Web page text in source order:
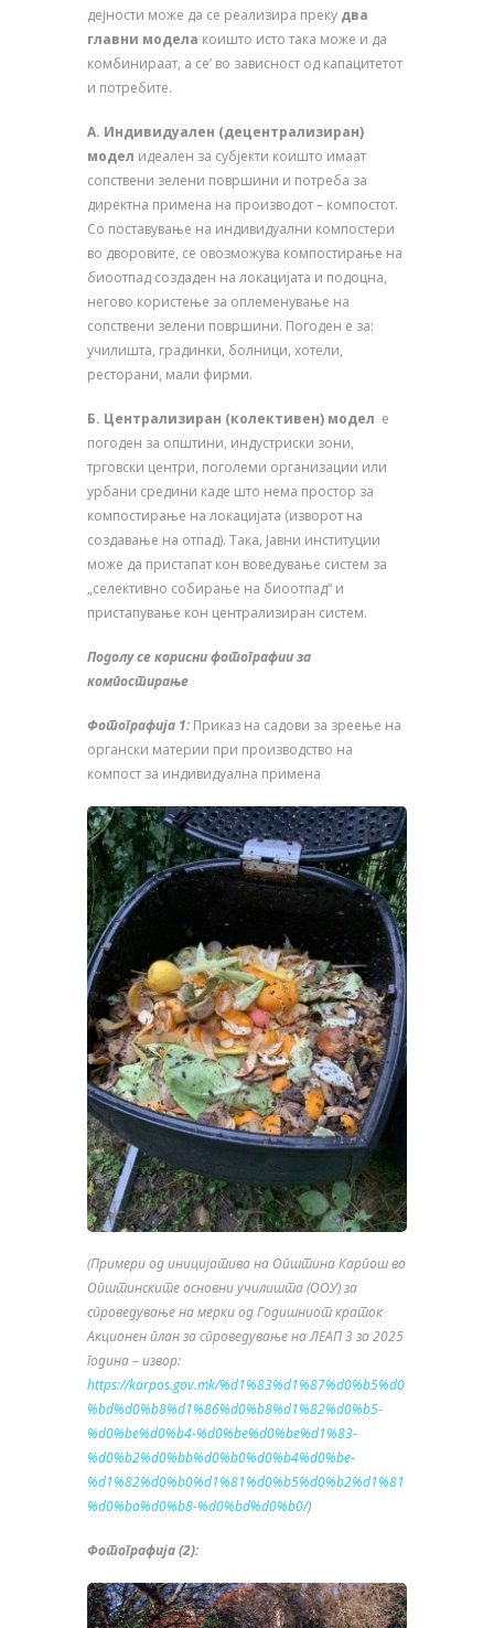
дејности може да се реализира преку два
главни модела коишто исто така може и да
комбинираат, а се’ во зависност од капацитетот
и потребите.
А. Индивидуален (децентрализиран)
модел идеален за субјекти коишто имаат
сопствени зелени површини и потреба за
директна примена на производот – компостот.
Со поставување на индивидуални компостери
во дворовите, се овозможува компостирање на
биоотпад создаден на локацијата и подоцна,
негово користење за оплеменување на
сопствени зелени површини. Погоден е за:
училишта, градинки, болници, хотели,
ресторани, мали фирми.
Б. Централизиран (колективен) модел е
погоден за општини, индустриски зони,
трговски центри, поголеми организации или
урбани средини каде што нема простор за
компостирање на локацијата (изворот на
создавање на отпад). Така, Јавни институции
може да пристапат кон воведување систем за
„селективно собирање на биоотпад“ и
пристапување кон централизиран систем.
Подолу се корисни фотографии за
компостирање
Фотографија 1: Приказ на садови за зреење на
органски материи при производство на
компост за индивидуална примена
(Примери од иницијатива на Општина Карпош во
Општинските основни училишта (ООУ) за
спроведување на мерки од Годишниот краток
Акционен план за спроведување на ЛЕАП 3 за 2025
година – извор:
https://karpos.gov.mk/%d1%83%d1%87%d0%b5%d0
%bd%d0%b8%d1%86%d0%b8%d1%82%d0%b5-
%d0%be%d0%b4-%d0%be%d0%be%d1%83-
%d0%b2%d0%bb%d0%b0%d0%b4%d0%be-
%d1%82%d0%b0%d1%81%d0%b5%d0%b2%d1%81
%d0%ba%d0%b8-%d0%bd%d0%b0/)
Фотографија (2):